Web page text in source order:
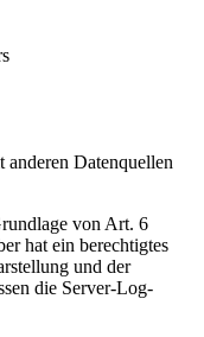
Datenquellen
von Art. 6
hat ein berechtigtes
und der
die Server-Log-